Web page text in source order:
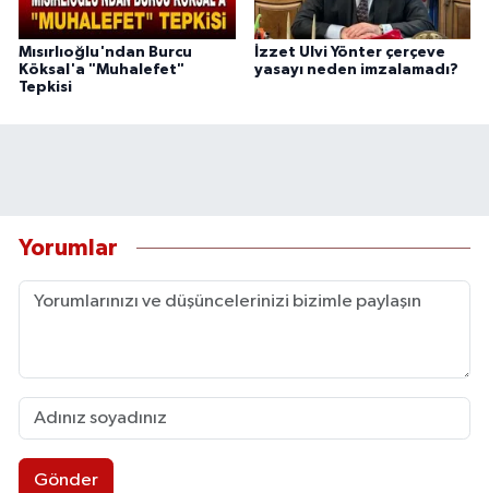
Mısırlıoğlu'ndan Burcu
Köksal'a "Muhalefet"
Tepkisi
İzzet Ulvi Yönter çerçeve
yasayı neden imzalamadı?
Yorumlar
Gönder